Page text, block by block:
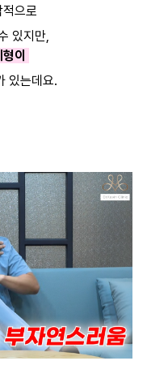
으로
있지만,
이
있는데요.